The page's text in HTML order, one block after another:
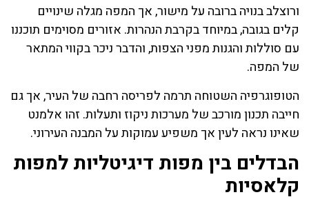
ורוצלב בנויה ברובה על מישור, אך המפה מגלה שינויים
קלים בגובה, במיוחד בקרבת הנהרות. אזורים מסוימים תוכננו
עם סוללות והגנות מפני הצפות, והדבר ניכר בקווי המתאר
של המפה.
הטופוגרפיה השטוחה תרמה לפריסה רחבה של העיר, אך גם
חייבה תכנון מורכב של מערכות ניקוז ותעלות. זהו אלמנט
שאינו נראה לעין אך משפיע עמוקות על המבנה העירוני.
הבדלים בין מפות דיגיטליות למפות
קלאסיות